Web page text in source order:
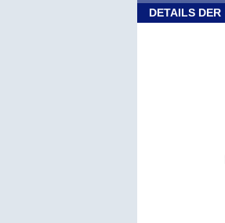
DETAILS DER